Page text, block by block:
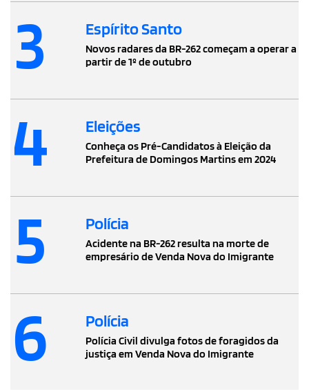
3 Espírito Santo
Novos radares da BR-262 começam a operar a
partir de 1º de outubro
4 Eleições
Conheça os Pré-Candidatos à Eleição da
Prefeitura de Domingos Martins em 2024
5 Polícia
Acidente na BR-262 resulta na morte de
empresário de Venda Nova do Imigrante
6 Polícia
Polícia Civil divulga fotos de foragidos da
justiça em Venda Nova do Imigrante